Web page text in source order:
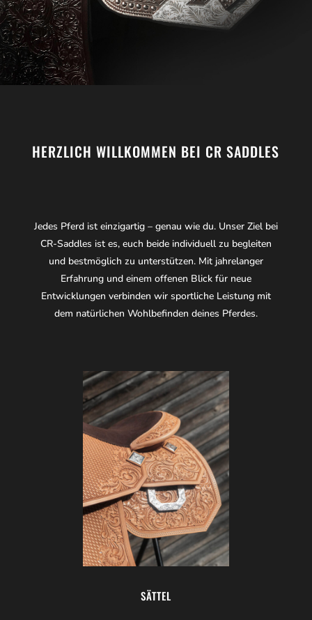
HERZLICH WILLKOMMEN BEI CR SADDLES
Jedes Pferd ist einzigartig – genau wie du. Unser Ziel bei
CR-Saddles ist es, euch beide individuell zu begleiten
und bestmöglich zu unterstützen. Mit jahrelanger
Erfahrung und einem offenen Blick für neue
Entwicklungen verbinden wir sportliche Leistung mit
dem natürlichen Wohlbefinden deines Pferdes.
SÄTTEL